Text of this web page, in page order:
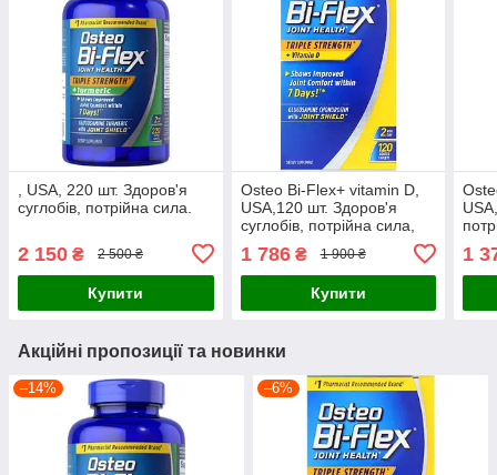
, USA, 220 шт. Здоров'я
суглобів, потрійна сила.
2 150 ₴ 2 500 ₴
Купити
Osteo Bi-Flex+ vitamin D,
USA,120 шт. Здоров'я
суглобів, потрійна сила,
1 786₴ 1 900 ₴
Купити
1
Акційні пропозиції та новинки
–14% –6%